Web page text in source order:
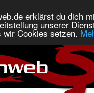
erklärst du dich
unserer
wir Cookies setzen.